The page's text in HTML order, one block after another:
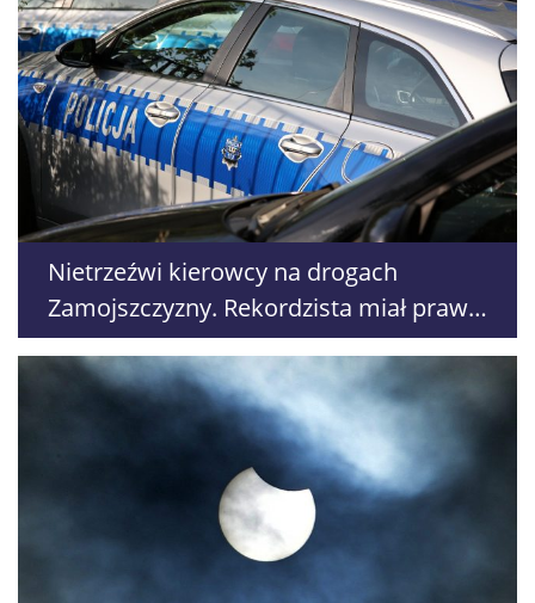
Nietrzeźwi kierowcy na drogach
Zamojszczyzny. Rekordzista miał prawie
2,5 promila